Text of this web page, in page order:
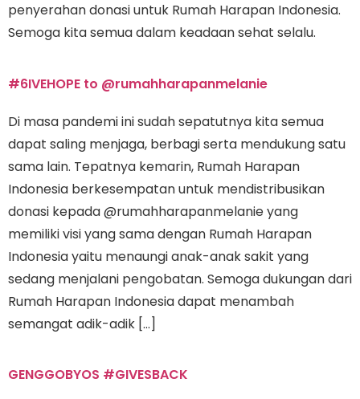
penyerahan donasi untuk Rumah Harapan Indonesia.
Semoga kita semua dalam keadaan sehat selalu.
#6IVEHOPE to @rumahharapanmelanie
Di masa pandemi ini sudah sepatutnya kita semua
dapat saling menjaga, berbagi serta mendukung satu
sama lain. Tepatnya kemarin, Rumah Harapan
Indonesia berkesempatan untuk mendistribusikan
donasi kepada @rumahharapanmelanie yang
memiliki visi yang sama dengan Rumah Harapan
Indonesia yaitu menaungi anak-anak sakit yang
sedang menjalani pengobatan. Semoga dukungan dari
Rumah Harapan Indonesia dapat menambah
semangat adik-adik […]
GENGGOBYOS #GIVESBACK